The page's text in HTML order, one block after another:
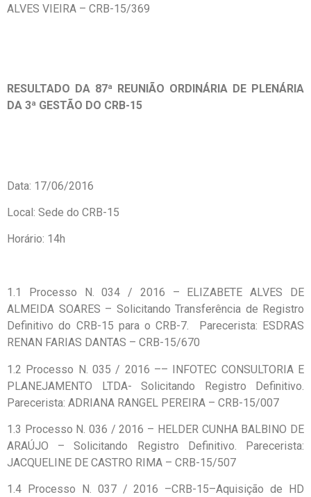
ALVES VIEIRA – CRB-15/369
RESULTADO DA 87ª REUNIÃO ORDINÁRIA DE PLENÁRIA
DA 3ª GESTÃO DO CRB-15
Data: 17/06/2016
Local: Sede do CRB-15
Horário: 14h
1.1 Processo N. 034 / 2016 – ELIZABETE ALVES DE
ALMEIDA SOARES – Solicitando Transferência de Registro
Definitivo do CRB-15 para o CRB-7. Parecerista: ESDRAS
RENAN FARIAS DANTAS – CRB-15/670
1.2 Processo N. 035 / 2016 –– INFOTEC CONSULTORIA E
PLANEJAMENTO LTDA- Solicitando Registro Definitivo.
Parecerista: ADRIANA RANGEL PEREIRA – CRB-15/007
1.3 Processo N. 036 / 2016 – HELDER CUNHA BALBINO DE
ARAÚJO – Solicitando Registro Definitivo. Parecerista:
JACQUELINE DE CASTRO RIMA – CRB-15/507
1.4 Processo N. 037 / 2016 –CRB-15–Aquisição de HD